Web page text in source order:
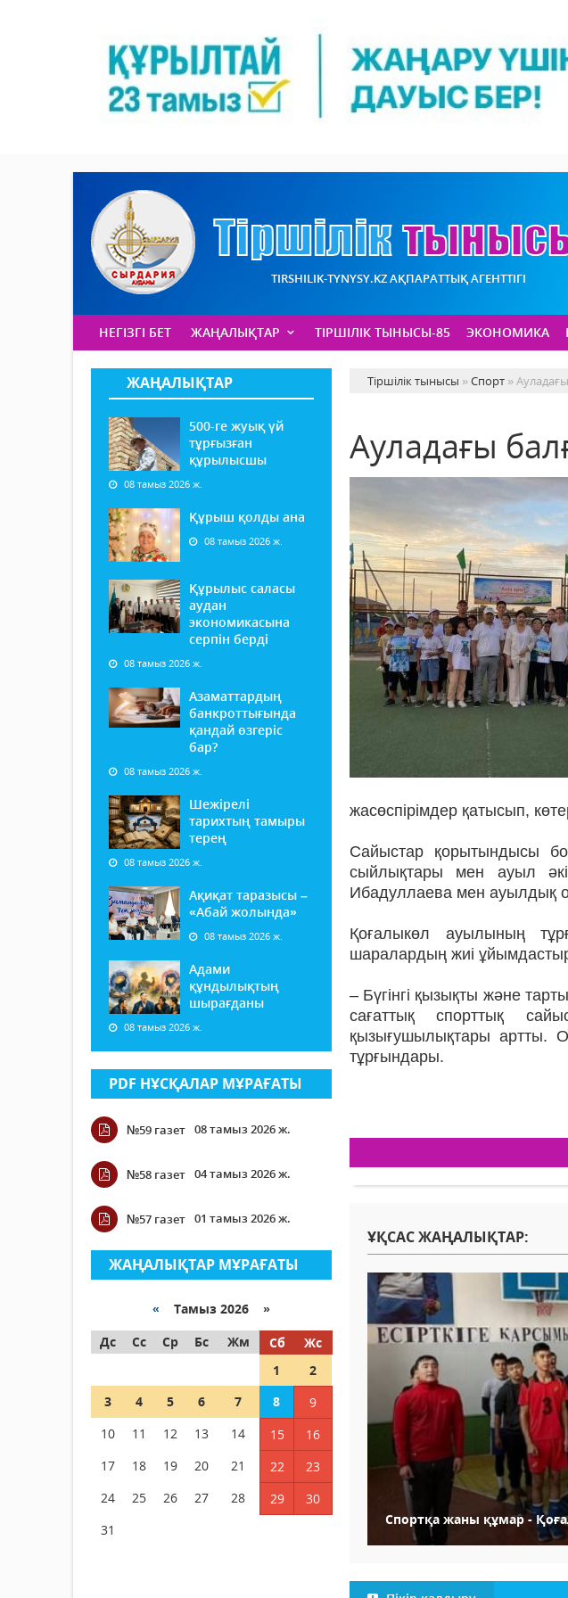
TIRSHILIK-TYNYSY.KZ АҚПАРАТТЫҚ АГЕНТТІГІ
НЕГІЗГІ БЕТ ЖАҢАЛЫҚТАР ТІРШІЛІК ТЫНЫСЫ-85 ЭКОНОМИКА
ЖАҢАЛЫҚТАР
500-ге жуық үй
тұрғызған
құрылысшы
08 тамыз 2026 ж.
Құрыш қолды ана
08 тамыз 2026 ж.
Құрылыс саласы
аудан
экономикасына
серпін берді
08 тамыз 2026 ж.
Азаматтардың
банкроттығында
қандай өзгеріс
бар?
08 тамыз 2026 ж.
Шежірелі
тарихтың тамыры
терең
08 тамыз 2026 ж.
Ақиқат таразысы –
«Абай жолында»
08 тамыз 2026 ж.
Адами
құндылықтың
шырағданы
08 тамыз 2026 ж.
PDF НҰСҚАЛАР МҰРАҒАТЫ
№59 газет 08 тамыз 2026 ж.
№58 газет 04 тамыз 2026 ж.
№57 газет 01 тамыз 2026 ж.
ЖАҢАЛЫҚТАР МҰРАҒАТЫ
« Тамыз 2026 »
Дс
Сс Ср Бс Жм Сб
Жс
1
2
3
4 5 6 7 8
9
10
11 12 13 14 15
16
17
18 19 20 21 22
23
24
25 26 27 28 29
30
31
Тіршілік тынысы »Спорт »
Ауладағы
жасөспірімдер қатысып,
Сайыстар қорытындысы
сыйлықтары мен ауыл
Ибадуллаева мен ауылдық
Қоғалыкөл ауылының
шаралардың жиі
– Бүгінгі қызықты және
сағаттық спорттық
қызығушылықтары артты.
тұрғындары.
ҰҚСАС ЖАҢАЛЫҚТАР:
Спортқа жаны құмар -